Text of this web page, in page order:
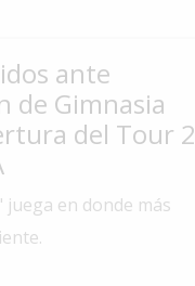
ante
de Gimnasia
del Tour 2
juega en donde más